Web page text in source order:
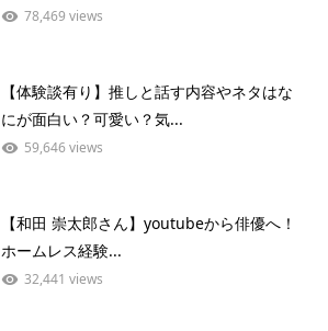
78,469 views
【体験談有り】推しと話す内容やネタはな
にが面白い？可愛い？気...
59,646 views
【和田 崇太郎さん】youtubeから俳優へ！
ホームレス経験...
32,441 views